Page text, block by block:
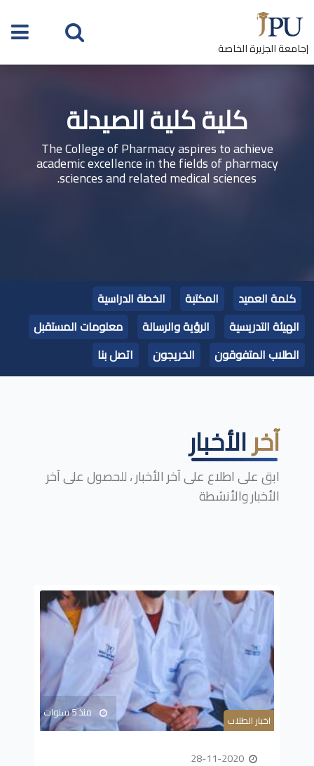
|جامعة الجزيرة الخاصة
كلية كلية الصيدلة
The College of Pharmacy aspires to achieve
academic excellence in the fields of pharmacy
sciences and related medical sciences.
كلمة العميد المكتبة
الخطة الدراسية
الهيئة التدريسية
الرؤية والرسالة
معلومات المستقبل
الطلاب المتفوقون
الخريجون اتصل بنا
آخرالأخبار
ابق على اطلاع على آخر الأخبار ، للحصول على آخر
الأخبار والأنشطة
اخبار الطلاب منذ 5 سنوات